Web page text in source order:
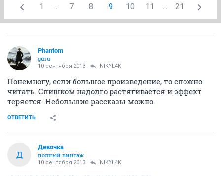
1 ... 7 8 9 10 11 ... 21
Phantom
guru
10 сентября 2013 NIKYL4K
Понемногу, если большое произведение, то сложно
читать. Слишком надолго растягивается и эффект
теряется. Небольшие рассказы можно.
ОТВЕТИТЬ
Д
Девочка
полный винтаж
10 сентября 2013 NIKYL4K